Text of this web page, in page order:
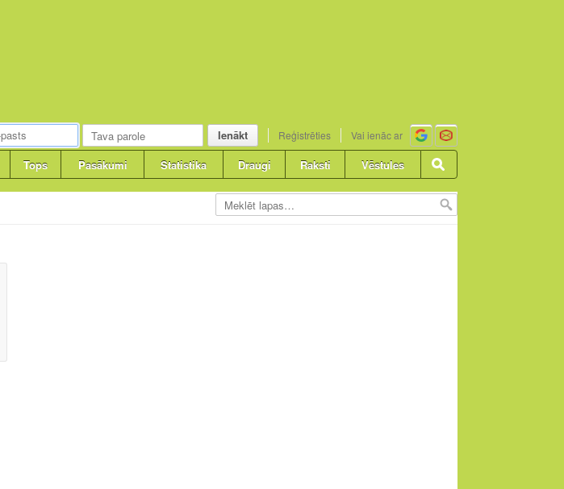
Ienākt Reģistrēties Vai ienāc ar
Tops Pasākumi Statistika Draugi Raksti Vēstules